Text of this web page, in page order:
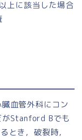
上に該当した場合
血管外科にコン
Stanford Bでも
とき，破裂時，